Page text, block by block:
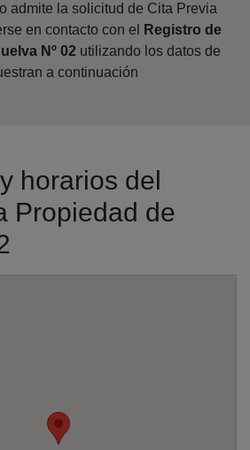
admite la solicitud de Cita Previa
en contacto con el
Registro de
Nº 02 utilizando los datos de
a continuación
horarios del
Propiedad de